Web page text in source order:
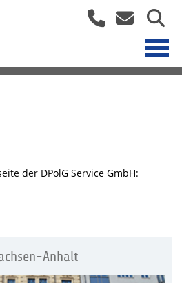
der DPolG Service GmbH:
Anhalt